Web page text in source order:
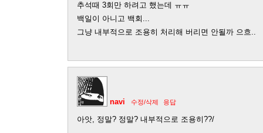
추석때 3회만 하려고 했는데 ㅠㅠ
백일이 아니고 백회...
그냥 내부적으로 조용히 처리해 버리면 안될까 으흐..
navi 수정/삭제 응답
아앗, 정말? 정말? 내부적으로 조용히??/